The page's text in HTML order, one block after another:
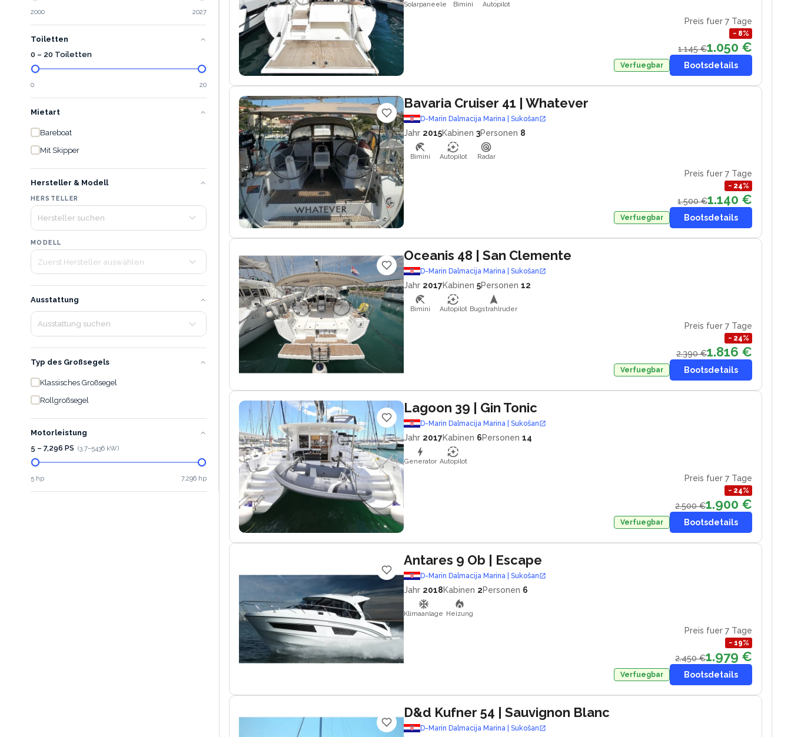
2000 2027
Toiletten
0 – 20 Toiletten
0 20
Mietart
Bareboat
Mit Skipper
Hersteller & Modell
HERSTELLER
MODELL
Ausstattung
Typ des Großsegels
Klassisches Großsegel
Rollgroßsegel
Motorleistung
5 – 7,296 PS (3.7–5436 kW)
5 hp 7,296 hp
Solarpaneele Bimini Autopilot
Preis fuer 7 Tage
− 8%
1.145 €1.050 €
Verfuegbar Bootsdetails
Bavaria Cruiser 41 | Whatever
D-Marin Dalmacija Marina | Sukošan
Jahr 2015Kabinen 3Personen 8
Bimini Autopilot Radar
Preis fuer 7 Tage
− 24%
1.500 €1.140 €
Verfuegbar Bootsdetails
Oceanis 48 | San Clemente
D-Marin Dalmacija Marina | Sukošan
Jahr 2017Kabinen 5Personen 12
Bimini Autopilot Bugstrahlruder
Preis fuer 7 Tage
− 24%
2.390 €1.816 €
Verfuegbar Bootsdetails
Lagoon 39 | Gin Tonic
D-Marin Dalmacija Marina | Sukošan
Jahr 2017Kabinen 6Personen 14
Generator Autopilot
Preis fuer 7 Tage
− 24%
2.500 €1.900 €
Verfuegbar Bootsdetails
Antares 9 Ob | Escape
D-Marin Dalmacija Marina | Sukošan
Jahr 2018Kabinen 2Personen 6
Klimaanlage Heizung
Preis fuer 7 Tage
− 19%
2.450 €1.979 €
Verfuegbar Bootsdetails
D&d Kufner 54 | Sauvignon Blanc
D-Marin Dalmacija Marina | Sukošan